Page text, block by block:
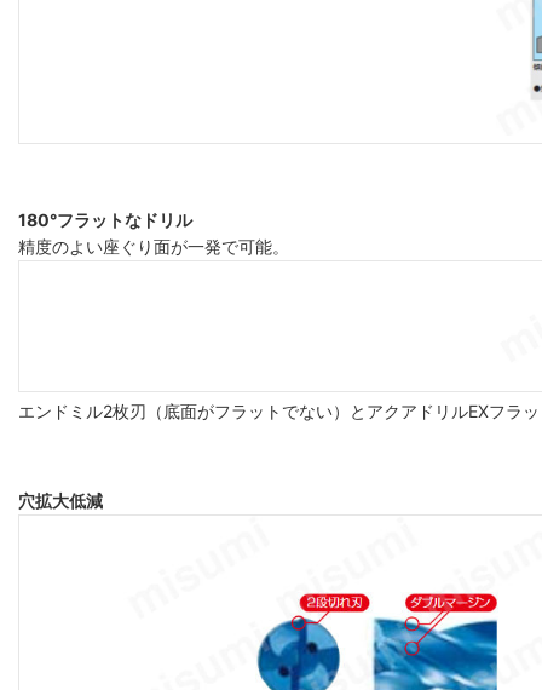
180°フラットなドリル
精度のよい座ぐり面が一発で可能。
エンドミル2枚刃（底面がフラットでない）とアクアドリルEXフラ
穴拡大低減